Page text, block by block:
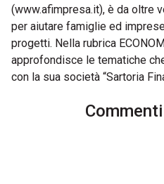
(www.afimpresa.it), è da oltre
per aiutare famiglie ed
progetti. Nella rubrica
approfondisce le tematiche
con la sua società “Sartoria